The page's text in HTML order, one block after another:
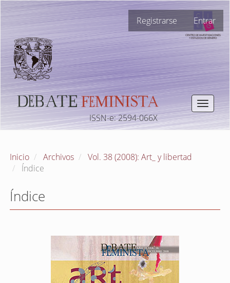
Navegación
principal
Contenido
principal
Barra
lateral
Registrarse Entrar
Toggle
ISSN-e: 2594-066X
Inicio Archivos
Vol. 38 (2008): Art_ y libertad
Índice
Índice